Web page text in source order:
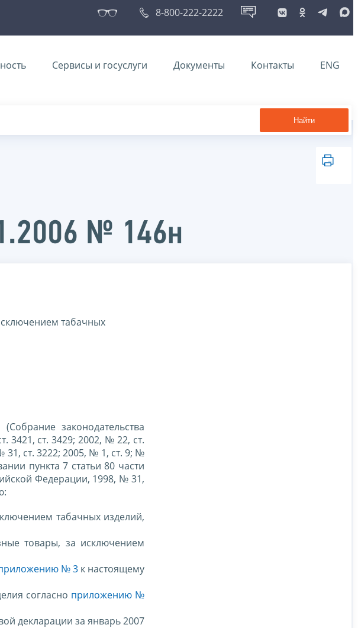
8-800-222-2222
Сервисы и госуслуги Документы Контакты ENG
Найти
№ 146н
табачных
законодательства
3421, ст. 3429; 2002, № 22, ст.
ст. 3222; 2005, № 1, ст. 9; №
пункта 7 статьи 80 части
Федерации, 1998, № 31,
табачных изделий,
товары, за исключением
№ 3к настоящему
согласно приложению №
декларации за январь 2007